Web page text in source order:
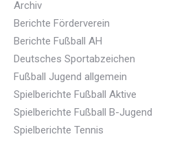
Archiv
Berichte Förderverein
Berichte Fußball AH
Deutsches Sportabzeichen
Fußball Jugend allgemein
Spielberichte Fußball Aktive
Spielberichte Fußball B-Jugend
Spielberichte Tennis